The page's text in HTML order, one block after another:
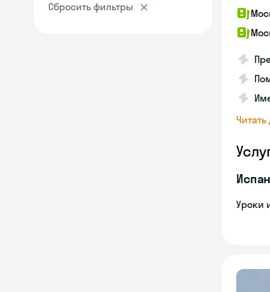
Сбросить фильтры
Уроки